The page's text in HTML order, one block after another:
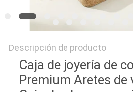
Descripción de producto
Caja de joyería de
Premium Aretes de